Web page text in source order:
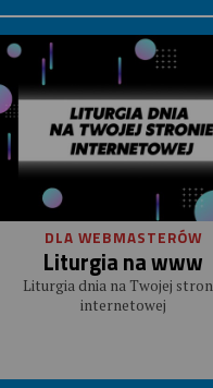
DLA WEBMASTERÓW
Liturgia na www
Liturgia dnia na Twojej
internetowej